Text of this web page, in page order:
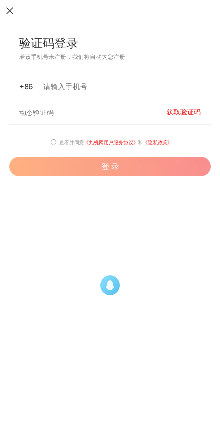
验证码登录
若该手机号未注册，我们将自动为您注册
+86
获取验证码
查看并同意 《九机网用户服务协议》 和 《隐私政策》
登 录